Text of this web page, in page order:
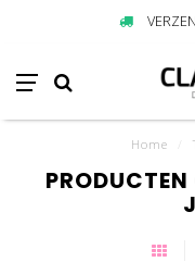
Home